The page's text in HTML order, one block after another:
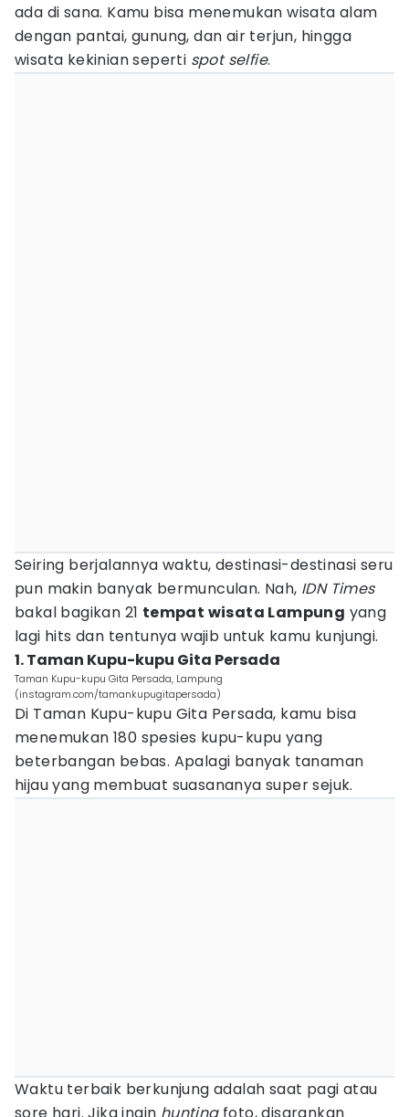
ada di sana. Kamu bisa menemukan wisata alam
dengan pantai, gunung, dan air terjun, hingga
wisata kekinian seperti spot selfie.
Seiring berjalannya waktu, destinasi-destinasi seru
pun makin banyak bermunculan. Nah, IDN Times
bakal bagikan 21 tempat wisata Lampung yang
lagi hits dan tentunya wajib untuk kamu kunjungi.
1. Taman Kupu-kupu Gita Persada
Taman Kupu-kupu Gita Persada, Lampung
(instagram.com/tamankupugitapersada)
Di Taman Kupu-kupu Gita Persada, kamu bisa
menemukan 180 spesies kupu-kupu yang
beterbangan bebas. Apalagi banyak tanaman
hijau yang membuat suasananya super sejuk.
Waktu terbaik berkunjung adalah saat pagi atau